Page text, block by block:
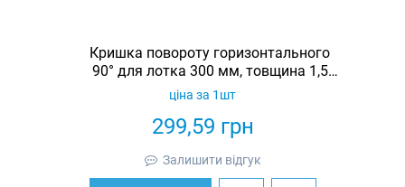
Кришка повороту горизонтального
90° для лотка 300 мм, товщина 1,5
мм, гарячеоцинкована, Eurotray
299,59 грн
ціна за 1шт
Залишити відгук